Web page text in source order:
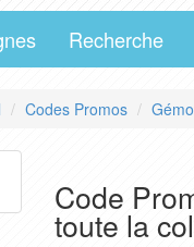
Recherche
Codes Promos Gémo
Code
toute la